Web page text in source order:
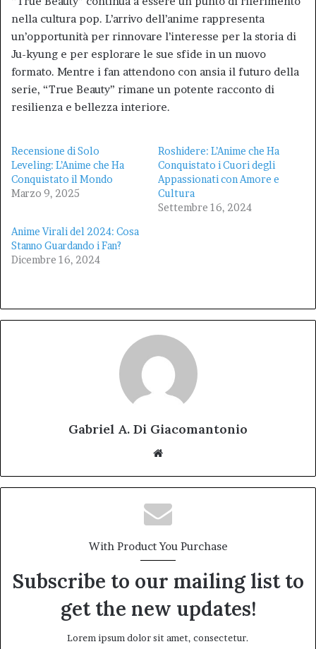
nella cultura pop. L’arrivo dell’anime rappresenta
un’opportunità per rinnovare l’interesse per la storia di
Ju-kyung e per esplorare le sue sfide in un nuovo
formato. Mentre i fan attendono con ansia il futuro della
serie, “True Beauty” rimane un potente racconto di
resilienza e bellezza interiore.
Recensione di Solo
Leveling: L’Anime che Ha
Conquistato il Mondo
Marzo 9, 2025
Roshidere: L’Anime che Ha
Conquistato i Cuori degli
Appassionati con Amore e
Cultura
Settembre 16, 2024
Anime Virali del 2024: Cosa
Stanno Guardando i Fan?
Dicembre 16, 2024
Gabriel A. Di Giacomantonio
With Product You Purchase
Subscribe to our mailing list to
get the new updates!
Lorem ipsum dolor sit amet, consectetur.